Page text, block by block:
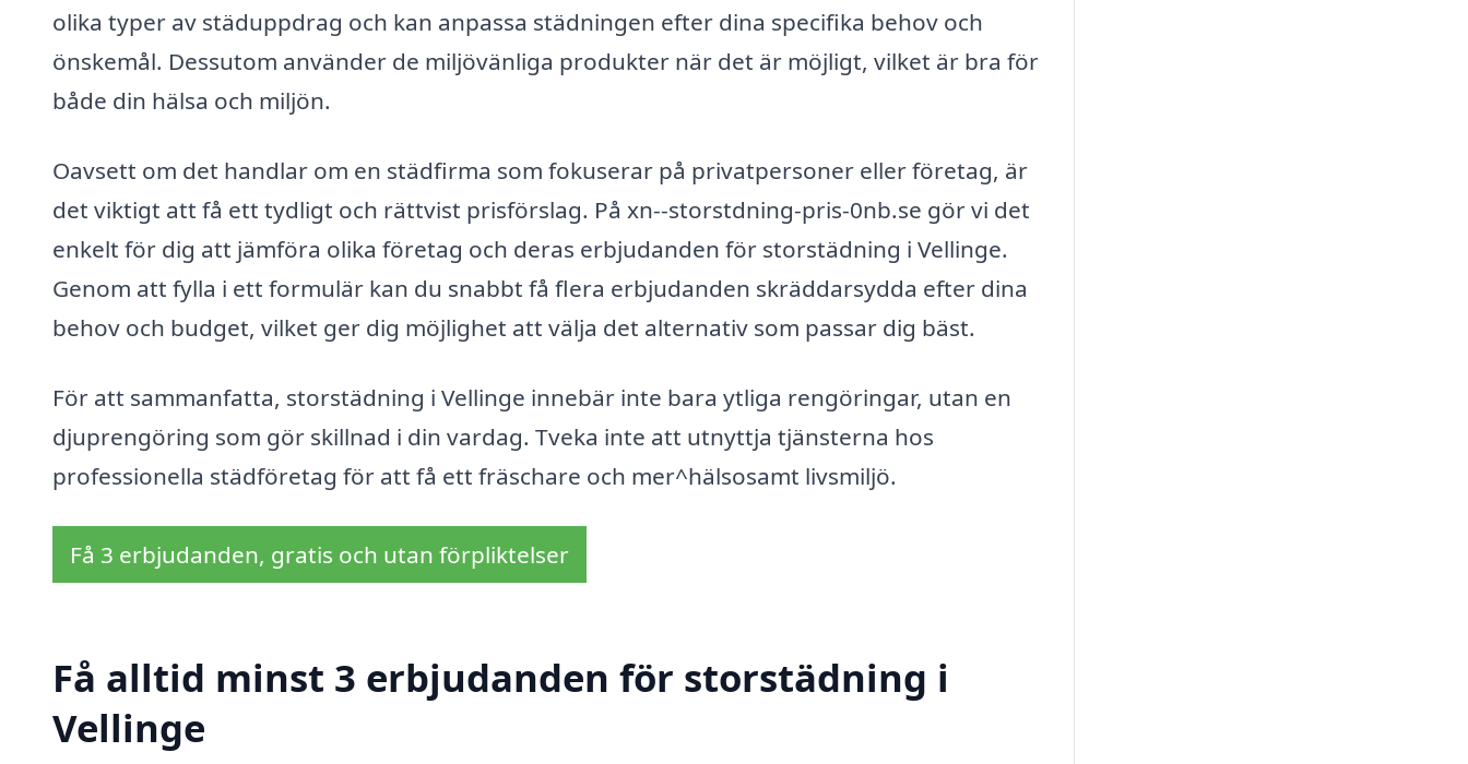
olika typer av städuppdrag och kan anpassa städningen efter dina specifika behov och
önskemål. Dessutom använder de miljövänliga produkter när det är möjligt, vilket är bra för
både din hälsa och miljön.
Oavsett om det handlar om en städfirma som fokuserar på privatpersoner eller företag, är
det viktigt att få ett tydligt och rättvist prisförslag. På xn--storstdning-pris-0nb.se gör vi det
enkelt för dig att jämföra olika företag och deras erbjudanden för storstädning i Vellinge.
Genom att fylla i ett formulär kan du snabbt få flera erbjudanden skräddarsydda efter dina
behov och budget, vilket ger dig möjlighet att välja det alternativ som passar dig bäst.
För att sammanfatta, storstädning i Vellinge innebär inte bara ytliga rengöringar, utan en
djuprengöring som gör skillnad i din vardag. Tveka inte att utnyttja tjänsterna hos
professionella städföretag för att få ett fräschare och mer^hälsosamt livsmiljö.
Få 3 erbjudanden, gratis och utan förpliktelser
Få alltid minst 3 erbjudanden för storstädning i
Vellinge